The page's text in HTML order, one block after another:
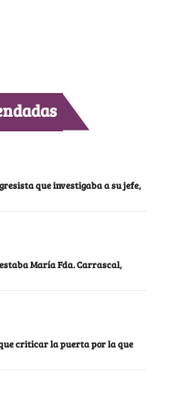
que investigaba a su jefe,
María Fda. Carrascal,
criticar la puerta por la que